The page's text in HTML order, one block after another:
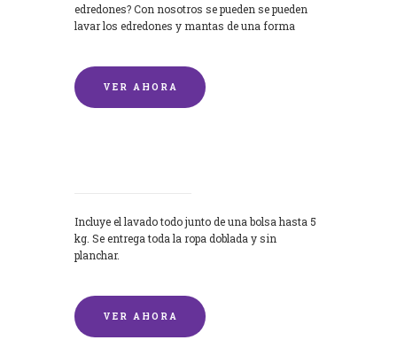
edredones? Con nosotros se pueden se pueden
lavar los edredones y mantas de una forma
VER AHORA
Incluye el lavado todo junto de una bolsa hasta 5
kg. Se entrega toda la ropa doblada y sin
planchar.
VER AHORA